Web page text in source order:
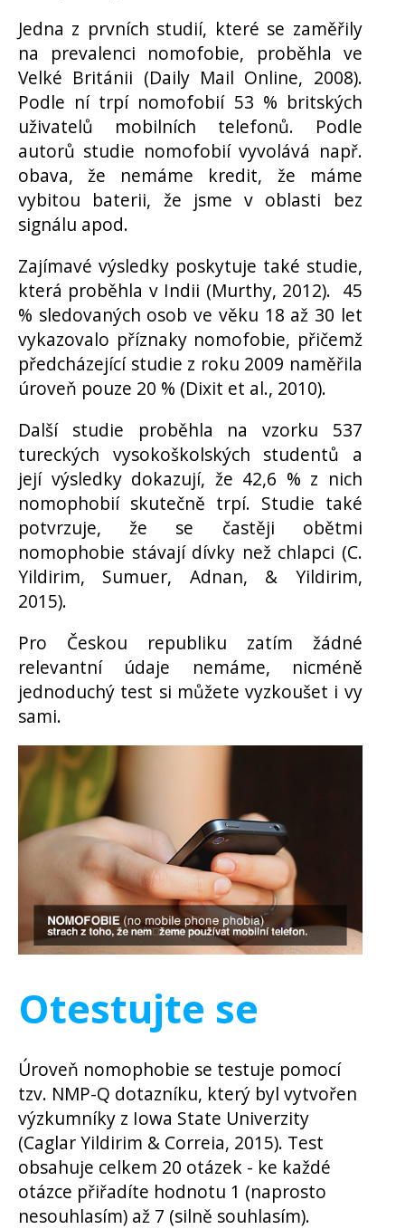
Jedna z prvních studií, které se zaměřily
na prevalenci nomofobie, proběhla ve
Velké Británii (Daily Mail Online, 2008).
Podle ní trpí nomofobií 53 % britských
uživatelů mobilních telefonů. Podle
autorů studie nomofobií vyvolává např.
obava, že nemáme kredit, že máme
vybitou baterii, že jsme v oblasti bez
signálu apod.
Zajímavé výsledky poskytuje také studie,
která proběhla v Indii (Murthy, 2012). 45
% sledovaných osob ve věku 18 až 30 let
vykazovalo příznaky nomofobie, přičemž
předcházející studie z roku 2009 naměřila
úroveň pouze 20 % (Dixit et al., 2010).
Další studie proběhla na vzorku 537
tureckých vysokoškolských studentů a
její výsledky dokazují, že 42,6 % z nich
nomophobií skutečně trpí. Studie také
potvrzuje, že se častěji obětmi
nomophobie stávají dívky než chlapci (C.
Yildirim, Sumuer, Adnan, & Yildirim,
2015).
Pro Českou republiku zatím žádné
relevantní údaje nemáme, nicméně
jednoduchý test si můžete vyzkoušet i vy
sami.
Otestujte se
Úroveň nomophobie se testuje pomocí
tzv. NMP-Q dotazníku, který byl vytvořen
výzkumníky z Iowa State Univerzity
(Caglar Yildirim & Correia, 2015). Test
obsahuje celkem 20 otázek - ke každé
otázce přiřadíte hodnotu 1 (naprosto
nesouhlasím) až 7 (silně souhlasím).